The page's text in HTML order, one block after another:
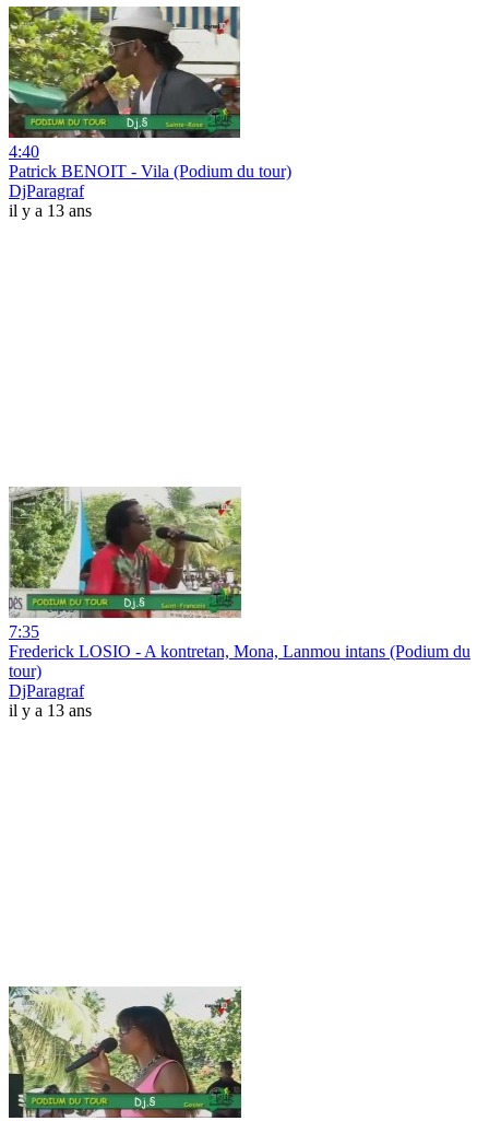
4:40
Patrick BENOIT - Vila (Podium du tour)
DjParagraf
il y a 13 ans
7:35
Frederick LOSIO - A kontretan, Mona, Lanmou intans (Podium du
tour)
DjParagraf
il y a 13 ans